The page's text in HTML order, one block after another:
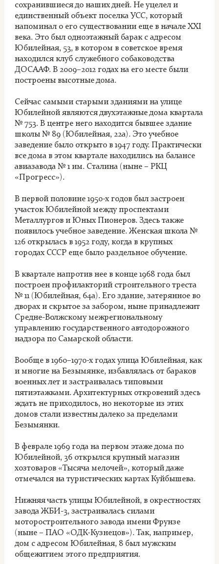
сохранившиеся до наших дней. Не уцелел и
единственный объект поселка УСС, который
напоминал о его существовании еще в начале XXI
века. Это был одноэтажный барак с адресом
Юбилейная, 53, в котором в советское время
находился клуб служебного собаководства
ДОСААФ. В 2009–2012 годах на его месте были
построены высотные дома.
Сейчас самыми старыми зданиями на улице
Юбилейной являются двухэтажные дома квартала
№ 753. В центре него находится бывшее здание
школы № 89 (Юбилейная, 22а). Это учебное
заведение было открыто в 1947 году. Практически
все дома в этом квартале находились на балансе
авиазавода № 1 им. Сталина (ныне – РКЦ
«Прогресс»).
В первой половине 1950-х годов был застроен
участок Юбилейной между проспектами
Металлургов и Юных Пионеров. Здесь также
появилось учебное заведение. Женская школа №
126 открылась в 1952 году, когда в крупных
городах СССР еще было раздельное обучение.
В квартале напротив нее в конце 1968 года был
построен профилакторий строительного треста
№ 11 (Юбилейная, 64а). Его здание, затерянное во
дворах и скрытое за забором, ныне принадлежит
Средне-Волжскому межрегиональному
управлению государственного автодорожного
надзора по Самарской области.
Вообще в 1960–1970-х годах улица Юбилейная, как
и многие на Безымянке, избавлялась от бараков
военных лет и застраивалась типовыми
пятиэтажками. Архитектурных откровений здесь
ждать не приходилось, но некоторые из этих
домов стали известны далеко за пределами
Безымянки.
В феврале 1969 года на первом этаже дома по
Юбилейной, 36 открылся крупный магазин
хозтоваров «Тысяча мелочей», который даже
отмечался на туристических картах Куйбышева.
Нижняя часть улицы Юбилейной, в окрестностях
завода ЖБИ-3, застраивалась силами
моторостроительного завода имени Фрунзе
(ныне – ПАО «ОДК-Кузнецов»). Так, например,
дом с адресом Юбилейная, 8 был мужским
общежитием этого предприятия.